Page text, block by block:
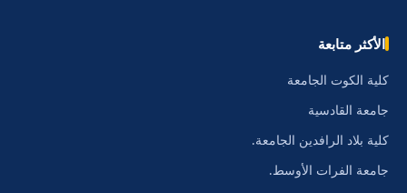
الأكثر متابعة
كلية الكوت الجامعة
جامعة القادسية
كلية بلاد الرافدين الجامعة.
جامعة الفرات الأوسط.